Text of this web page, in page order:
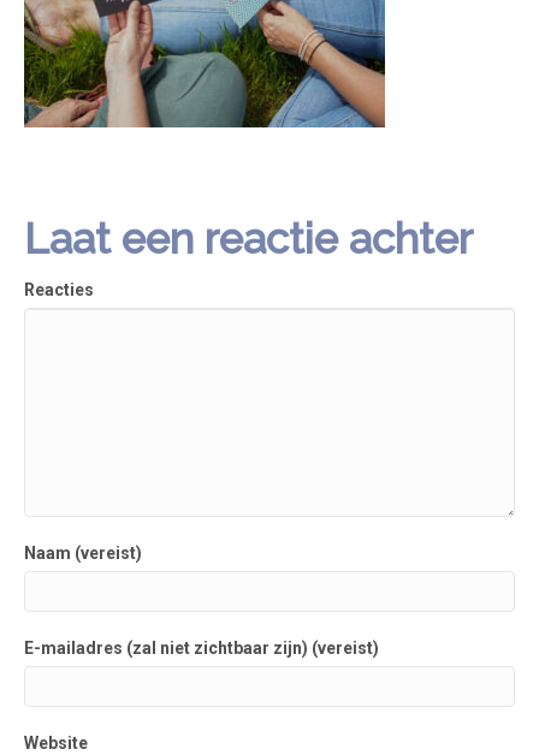
Laat een reactie achter
Reacties
Naam (vereist)
E-mailadres (zal niet zichtbaar zijn) (vereist)
Website